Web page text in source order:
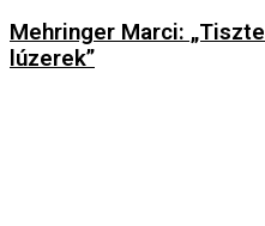
Mehringer Marci:
lúzerek”